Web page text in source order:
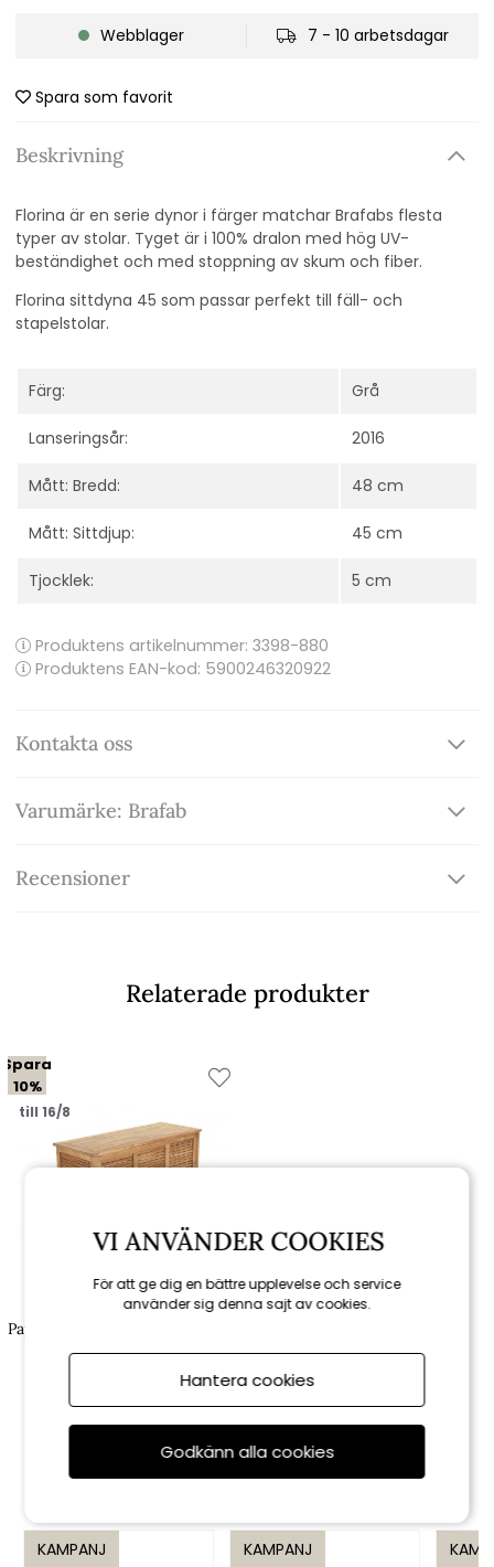
Webblager 7 - 10 arbetsdagar
Spara som favorit
Beskrivning
Florina är en serie dynor i färger matchar Brafabs flesta
typer av stolar. Tyget är i 100% dralon med hög UV-
beständighet och med stoppning av skum och fiber.
Florina sittdyna 45 som passar perfekt till fäll- och
stapelstolar.
Färg: Grå
Lanseringsår: 2016
Mått: Bredd: 48 cm
Mått: Sittdjup: 45 cm
Tjocklek: 5 cm
Produktens artikelnummer: 3398-880
Produktens EAN-kod: 5900246320922
Kontakta oss
Varumärke: Brafab
Recensioner
Relaterade produkter
Spara
10%
till 16/8
Brafab
Papaya förvaringslåda 130x51 cm
H 60 cm - teak
7 290 kr
Rekommenderade tillbehör
KAMPANJ KAMPANJ
VI ANVÄNDER COOKIES
För att ge dig en bättre upplevelse och service
använder sig denna sajt av cookies.
Hantera cookies
Godkänn alla cookies